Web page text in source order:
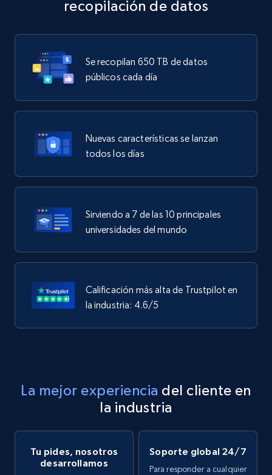
recopilación de datos
Se recopilan 650 TB de datos
públicos cada día
Nuevas características se lanzan
todos los días
Sirviendo a 7 de las 10 principales
universidades del mundo
Calificación más alta de Trustpilot en
la industria: 4.6/5
La mejor experiencia del cliente en
la industria
Tu pides, nosotros
desarrollamos
Soporte global 24/7
Para responder a cualquier